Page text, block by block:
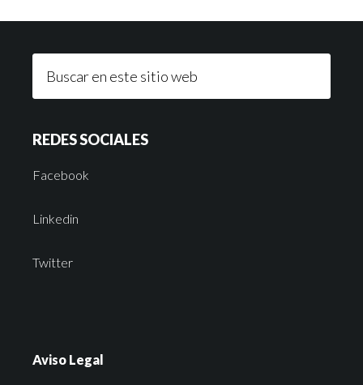
REDES SOCIALES
Facebook
Linkedin
Twitter
Aviso Legal